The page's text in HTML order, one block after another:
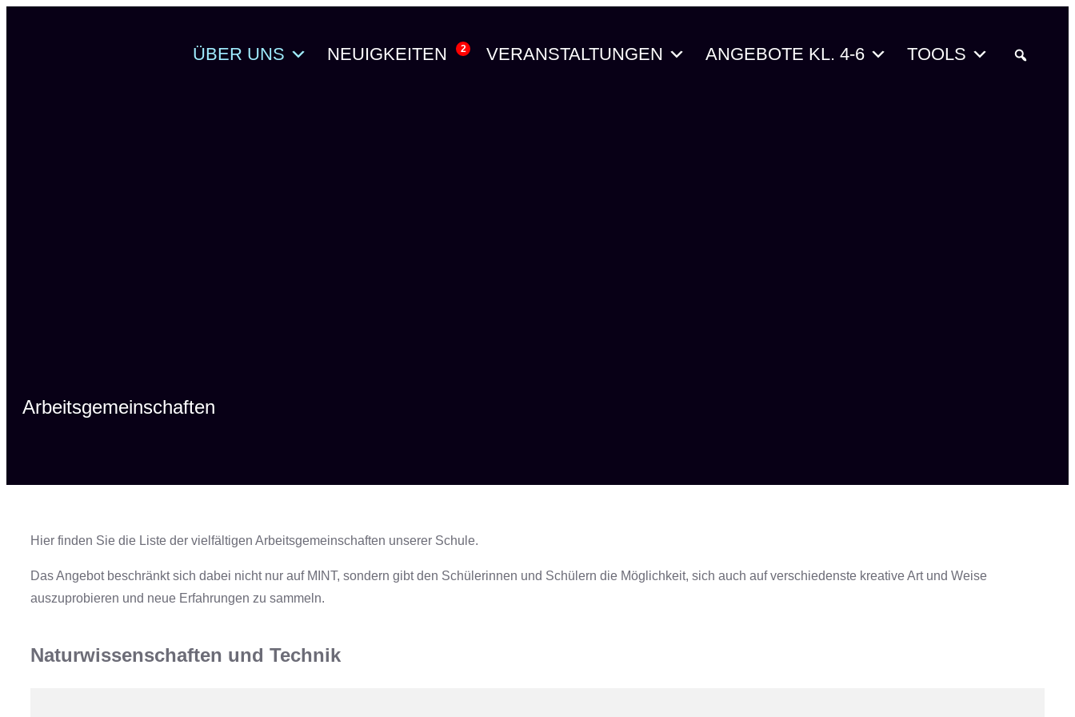
ÜBER UNS NEUIGKEITEN 2 VERANSTALTUNGEN ANGEBOTE KL. 4-6 TOOLS
Arbeitsgemeinschaften
Hier finden Sie die Liste der vielfältigen Arbeitsgemeinschaften unserer Schule.
Das Angebot beschränkt sich dabei nicht nur auf MINT, sondern gibt den Schülerinnen und Schülern die Möglichkeit, sich auch auf verschiedenste kreative Art und Weise
auszuprobieren und neue Erfahrungen zu sammeln.
Naturwissenschaften und Technik